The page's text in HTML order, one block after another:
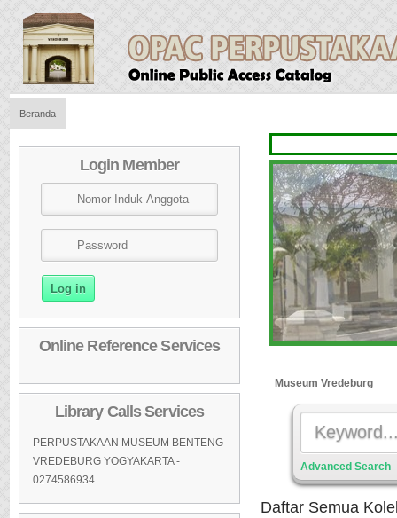
Beranda
Login Member
Online Reference Services
Library Calls Services
PERPUSTAKAAN MUSEUM BENTENG
VREDEBURG YOGYAKARTA -
0274586934
Museum Vredeburg
Advanced Search
Daftar Semua